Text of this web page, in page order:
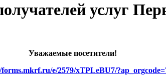
услуг
Уважаемые посетители!
e/2579/xTPLeBU7/